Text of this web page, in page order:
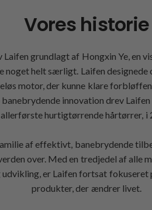
Vores historie
grundlagt af Hongxin Ye, en
noget helt særligt. Laifen designede
motor, der kunne klare
banebrydende innovation drev
allerførste hurtigtørrende hårtørrer, i
af effektivt, banebrydende
over. Med en tredjedel af alle
er Laifen fortsat fokuseret
produkter, der ændrer livet.